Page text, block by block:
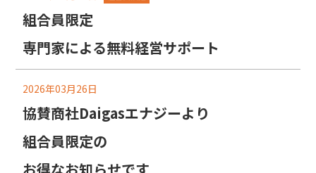
組合員限定
専門家による無料経営サポート
2026年03月26日
協賛商社Daigasエナジーより
組合員限定の